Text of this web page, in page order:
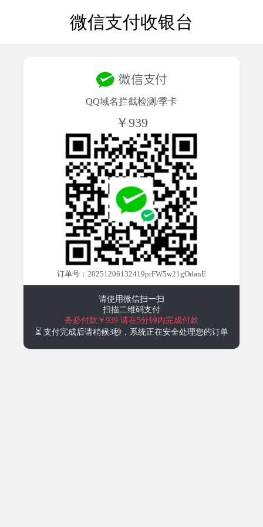
微信支付收银台
QQ域名拦截检测/季卡
￥939
订单号：20251206132419prFW5w21gOdanE
请使用微信扫一扫
扫描二维码支付
务必付款￥939 请在5分钟内完成付款
⏳ 支付完成后请稍候3秒，系统正在安全处理您的订单